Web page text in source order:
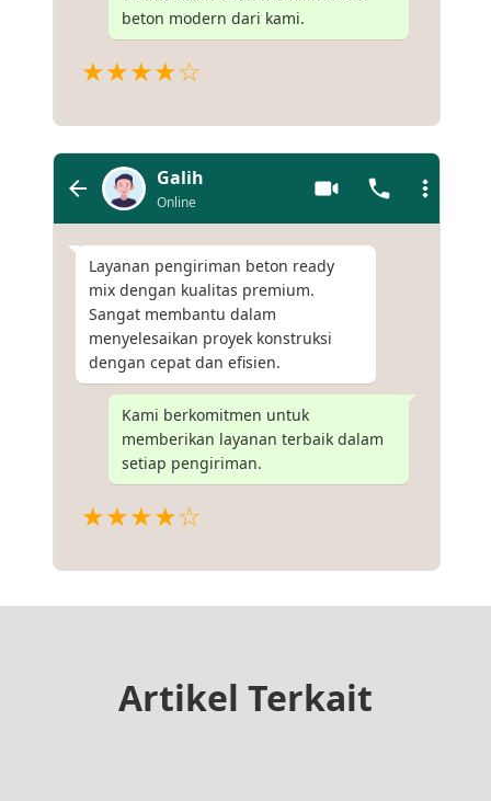
beton modern dari kami.
★★★★☆
Galih
Online
Layanan pengiriman beton ready
mix dengan kualitas premium.
Sangat membantu dalam
menyelesaikan proyek konstruksi
dengan cepat dan efisien.
Kami berkomitmen untuk
memberikan layanan terbaik dalam
setiap pengiriman.
★★★★☆
Artikel Terkait